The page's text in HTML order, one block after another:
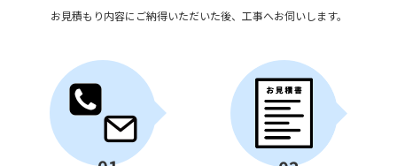
お見積もり内容にご納得いただいた後、工事へお伺いします。